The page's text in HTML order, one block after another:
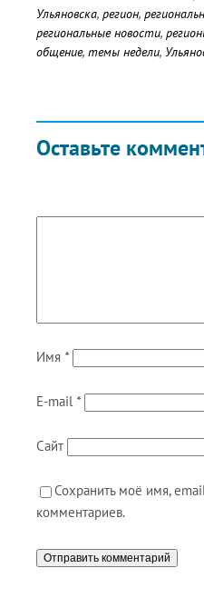
Ульяновска, регион,
региональные новости,
общение, темы недели,
Оставьте
Имя *
E-mail *
Сайт
Сохранить моё имя,
комментариев.